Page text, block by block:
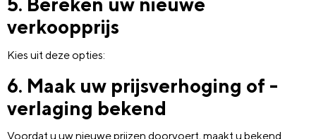
verkoopprijs
Kies uit deze opties:
6. Maak uw prijsverhoging of -
verlaging bekend
Voordat u uw nieuwe prijzen doorvoert, maakt u bekend